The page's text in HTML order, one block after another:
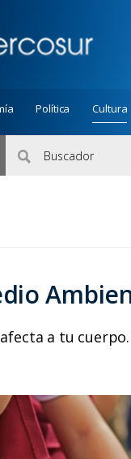
Política Cultura
a tu